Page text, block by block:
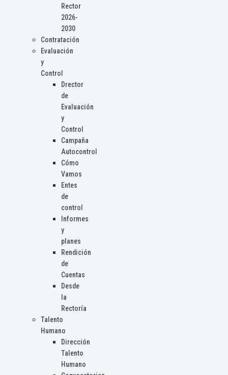
Rector
2026-
2030
Contratación
Evaluación
y
Control
Drector
de
Evaluación
y
Control
Campaña
Autocontrol
Cómo
Vamos
Entes
de
control
Informes
y
planes
Rendición
de
Cuentas
Desde
la
Rectoría
Talento
Humano
Dirección
Talento
Humano